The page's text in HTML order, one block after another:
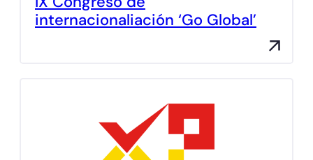
internacionaliación ‘Go Global’